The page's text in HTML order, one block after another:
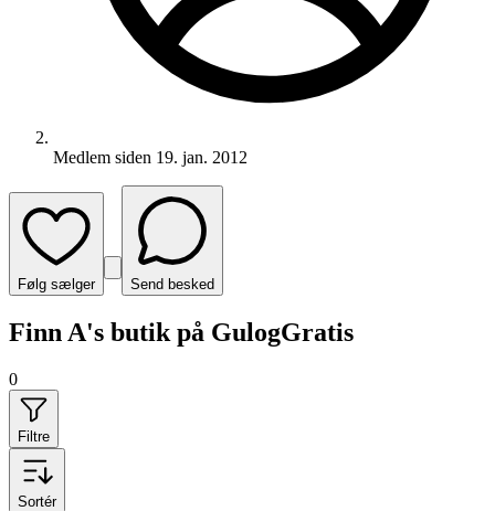
Medlem siden 19. jan. 2012
Følg sælger Send besked
Finn A's butik på GulogGratis
0
Filtre
Sortér